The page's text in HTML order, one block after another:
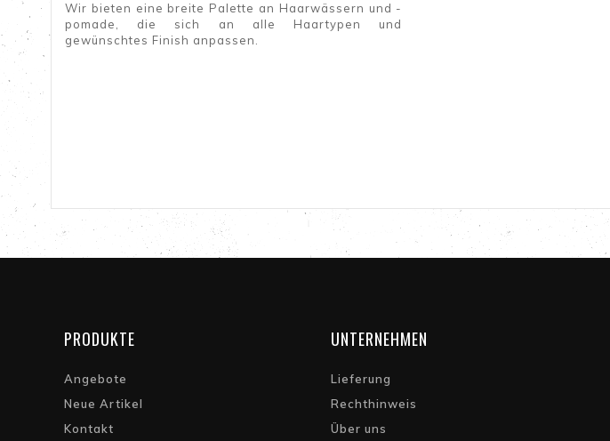
Wir bieten eine breite Palette an Haarwässern und -
pomade, die sich an alle Haartypen und
gewünschtes Finish anpassen.
PRODUKTE
Angebote
Neue Artikel
Kontakt
UNTERNEHMEN
Lieferung
Rechthinweis
Über uns